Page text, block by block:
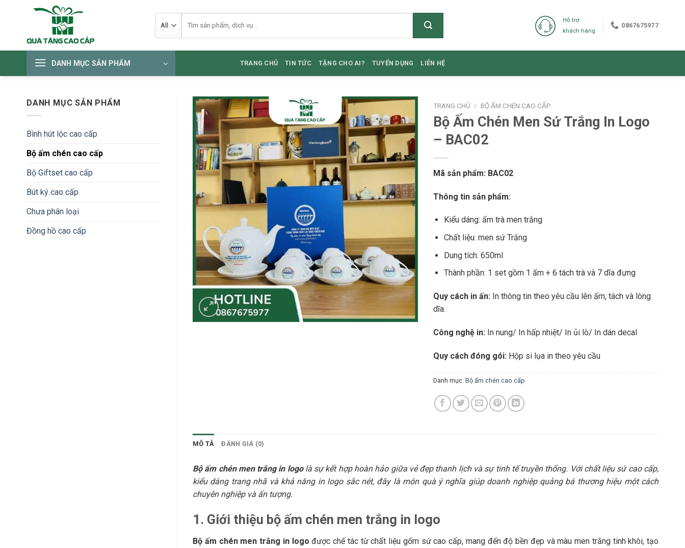
kiếm:
Hỗ trợ
khách hàng
0867675977
DANH MỤC SẢN PHẨM TRANG CHỦ TIN TỨC TẶNG CHO AI? TUYỂN DỤNG LIÊN HỆ
DANH MỤC SẢN PHẨM
Bình hút lộc cao cấp
Bộ ấm chén cao cấp
Bộ Giftset cao cấp
Bút ký cao cấp
Chưa phân loại
Đồng hồ cao cấp
TRANG CHỦ / BỘ ẤM CHÉN CAO CẤP
Bộ Ấm Chén Men Sứ Trắng In Logo
– BAC02
Mã sản phẩm: BAC02
Thông tin sản phẩm:
Kiểu dáng: ấm trà men trắng
Chất liệu: men sứ Trắng
Dung tích: 650ml
Thành phần: 1 set gồm 1 ấm + 6 tách trà và 7 dĩa đựng
Quy cách in ấn: In thông tin theo yêu cầu lên ấm, tách và lòng
dĩa.
Công nghệ in: In nung/ In hấp nhiệt/ In ủi lò/ In dán decal
Quy cách đóng gói: Hộp si lụa in theo yêu cầu
Danh mục: Bộ ấm chén cao cấp
MÔ TẢ ĐÁNH GIÁ (0)
Bộ ấm chén men trắng in logolà sự kết hợp hoàn hảo giữa vẻ đẹp thanh lịch và sự tinh tế truyền thống. Với chất liệu sứ cao cấp,
kiểu dáng trang nhã và khả năng in logo sắc nét, đây là món quà ý nghĩa giúp doanh nghiệp quảng bá thương hiệu một cách
chuyên nghiệp và ấn tượng.
1. Giới thiệu bộ ấm chén men trắng in logo
Bộ ấm chén men trắng in logo được chế tác từ chất liệu gốm sứ cao cấp, mang đến độ bền đẹp và màu men trắng tinh khôi, tạo